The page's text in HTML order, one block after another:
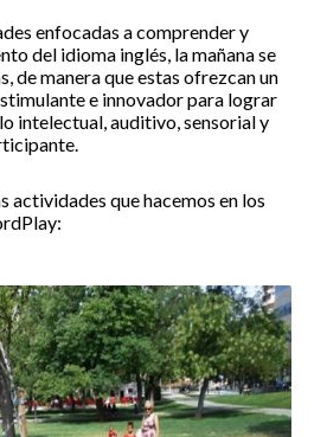
enfocadas a comprender y
del idioma inglés, la mañana se
de manera que estas ofrezcan un
e innovador para lograr
intelectual, auditivo, sensorial y
actividades que hacemos en los